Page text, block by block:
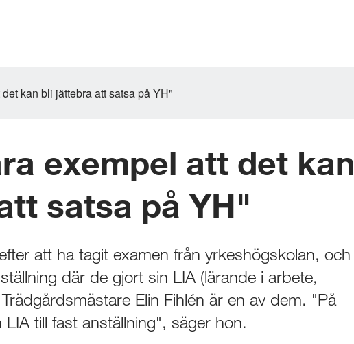
kan bli jättebra att satsa på YH"
exempel att det kan
satsa på YH"
att ha tagit examen från yrkeshögskolan, och
där de gjort sin LIA (lärande i arbete,
Elin Fihlén är en av dem. "På
till fast anställning", säger hon.